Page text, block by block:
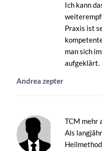
Ich kann
Praxis ist
man sich
aufgeklärt.
Andrea zepter
TCM mehr
Als